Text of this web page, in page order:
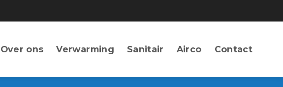
Over ons Verwarming Sanitair Airco Contact